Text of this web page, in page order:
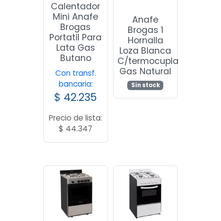
Calentador
Mini Anafe
Brogas
Portatil Para
Lata Gas
Butano
Con transf.
bancaria:
$ 42.235
Precio de lista:
$ 44.347
Anafe
Brogas 1
Hornalla
Loza Blanca
C/termocupla
Gas Natural
Sin stock